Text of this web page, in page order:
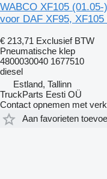
WABCO XF105
voor DAF XF95,
€ 213,71 Exclusief BTW
Pneumatische klep
4800030040 1677510
diesel
Estland, Tallinn
TruckParts Eesti OÜ
Contact opnemen met
Aan favorieten